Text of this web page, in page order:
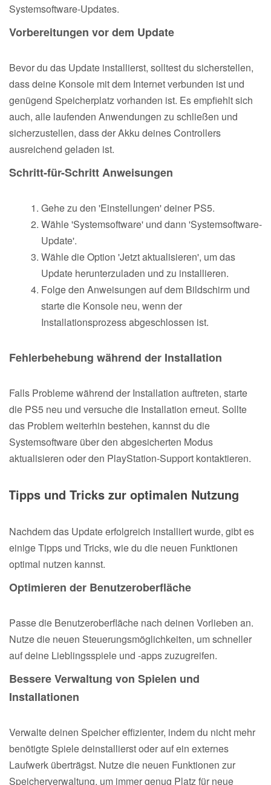
Systemsoftware-Updates.
Vorbereitungen vor dem Update
Bevor du das Update installierst, solltest du sicherstellen,
dass deine Konsole mit dem Internet verbunden ist und
genügend Speicherplatz vorhanden ist. Es empfiehlt sich
auch, alle laufenden Anwendungen zu schließen und
sicherzustellen, dass der Akku deines Controllers
ausreichend geladen ist.
Schritt-für-Schritt Anweisungen
Gehe zu den 'Einstellungen' deiner PS5.
Wähle 'Systemsoftware' und dann 'Systemsoftware-
Update'.
Wähle die Option 'Jetzt aktualisieren', um das
Update herunterzuladen und zu installieren.
Folge den Anweisungen auf dem Bildschirm und
starte die Konsole neu, wenn der
Installationsprozess abgeschlossen ist.
Fehlerbehebung während der Installation
Falls Probleme während der Installation auftreten, starte
die PS5 neu und versuche die Installation erneut. Sollte
das Problem weiterhin bestehen, kannst du die
Systemsoftware über den abgesicherten Modus
aktualisieren oder den PlayStation-Support kontaktieren.
Tipps und Tricks zur optimalen Nutzung
Nachdem das Update erfolgreich installiert wurde, gibt es
einige Tipps und Tricks, wie du die neuen Funktionen
optimal nutzen kannst.
Optimieren der Benutzeroberfläche
Passe die Benutzeroberfläche nach deinen Vorlieben an.
Nutze die neuen Steuerungsmöglichkeiten, um schneller
auf deine Lieblingsspiele und -apps zuzugreifen.
Bessere Verwaltung von Spielen und
Installationen
Verwalte deinen Speicher effizienter, indem du nicht mehr
benötigte Spiele deinstallierst oder auf ein externes
Laufwerk überträgst. Nutze die neuen Funktionen zur
Speicherverwaltung, um immer genug Platz für neue